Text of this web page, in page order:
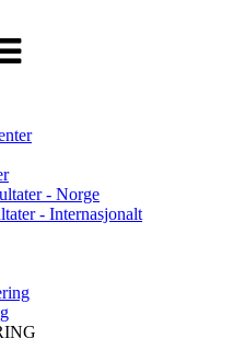
- Norge
- Internasjonalt